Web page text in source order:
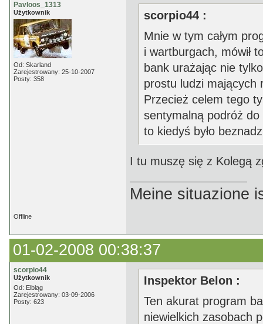
Pavloos_1313
Użytkownik
Od: Skarland
Zarejestrowany: 25-10-2007
Posty: 358
scorpio44 :
Mnie w tym całym
i wartburgach, mówił
bank urażając nie
prostu ludzi mających
Przecież celem tego
sentymalną podróż do
to kiedyś było
I tu muszę się z Kolegą
Meine situazione
Offline
01-02-2008 00:38:37
scorpio44
Użytkownik
Od: Elbląg
Zarejestrowany: 03-09-2006
Posty: 623
Inspektor Belon :
Ten akurat program
niewielkich zasobach